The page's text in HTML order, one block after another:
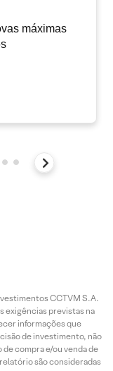
máximas
CCTVM S.A.
exigências previstas na
informações que
de investimento, não
compra e/ou venda de
são consideradas